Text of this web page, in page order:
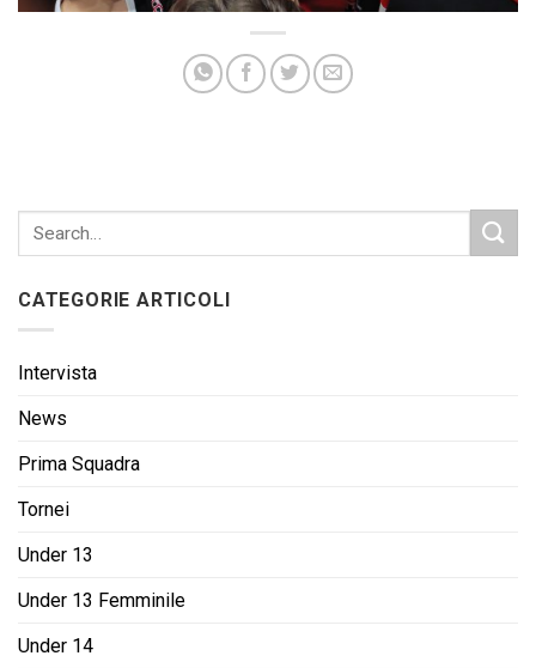
CATEGORIE ARTICOLI
Intervista
News
Prima Squadra
Tornei
Under 13
Under 13 Femminile
Under 14